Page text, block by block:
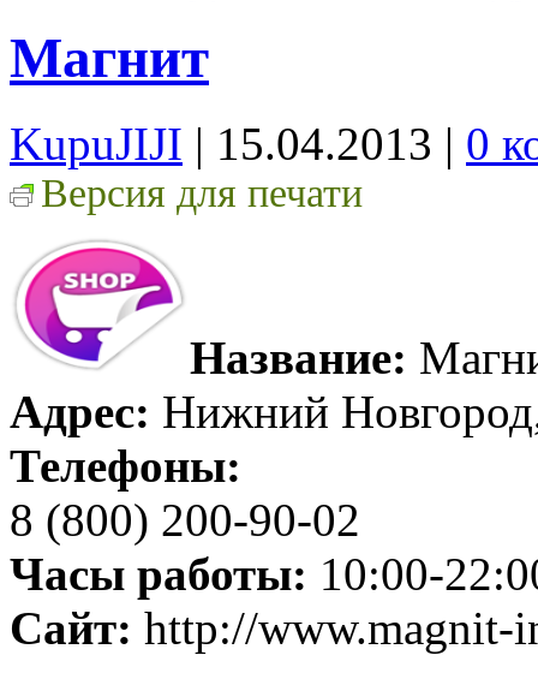
Магнит
KupuJIJI | 15.04.2013 | 0
Версия для печати
Название:
Адрес: Нижний
Телефоны:
8 (800) 200-90-02
Часы работы: 10:00-
Сайт: http://www.magnit-